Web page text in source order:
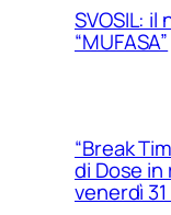
SVOSIL:
“MUFASA”
“Break
di Dose in
venerdì